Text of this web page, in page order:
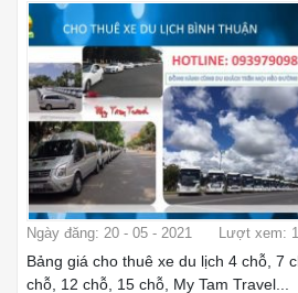
Ngày đăng: 20 - 05 - 2021 Lượt xem:
Bảng giá cho thuê xe du lịch 4 chỗ, 7
chỗ, 12 chỗ, 15 chỗ, My Tam Travel...